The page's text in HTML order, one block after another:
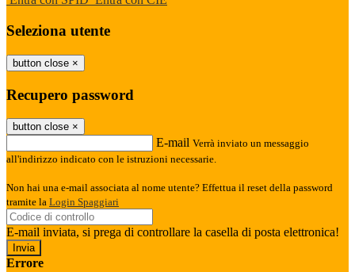
Seleziona utente
button close ×
Recupero password
button close ×
E-mail Verrà inviato un messaggio
all'indirizzo indicato con le istruzioni necessarie.
Non hai una e-mail associata al nome utente? Effettua il reset della password
tramite la Login Spaggiari
E-mail inviata, si prega di controllare la casella di posta elettronica!
Errore